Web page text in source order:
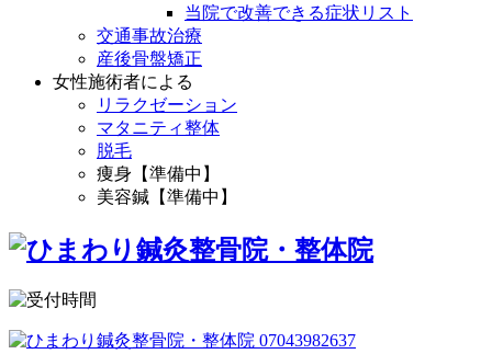
当院で改善できる症状リスト
交通事故治療
産後骨盤矯正
女性施術者による
リラクゼーション
マタニティ整体
脱毛
痩身【準備中】
美容鍼【準備中】